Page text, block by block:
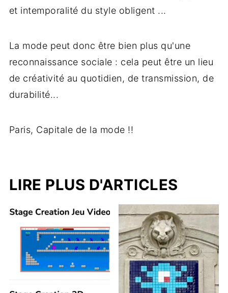
et intemporalité du style obligent ...
La mode peut donc être bien plus qu'une
reconnaissance sociale : cela peut être un lieu
de créativité au quotidien, de transmission, de
durabilité...
Paris, Capitale de la mode !!
LIRE PLUS D'ARTICLES